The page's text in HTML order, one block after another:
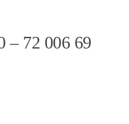
– 72 006 69